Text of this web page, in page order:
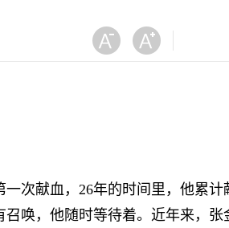
次献血，26年的时间里，他累计
唤，他随时等待着。近年来，张